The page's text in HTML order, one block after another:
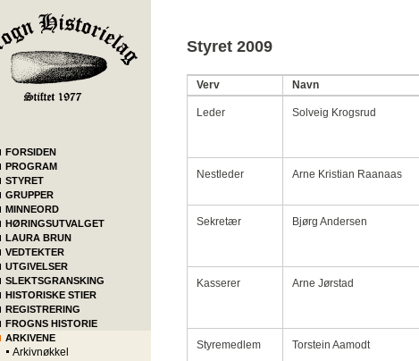
FORSIDEN
PROGRAM
STYRET
GRUPPER
MINNEORD
HØRINGSUTVALGET
LAURA BRUN
VEDTEKTER
UTGIVELSER
SLEKTSGRANSKING
HISTORISKE STIER
REGISTRERING
FROGNS HISTORIE
ARKIVENE
Arkivnøkkel
Styret 2009
Verv Navn
Leder Solveig Krogsrud
Nestleder Arne Kristian Raanaas
Sekretær Bjørg Andersen
Kasserer Arne Jørstad
Styremedlem Torstein Aamodt